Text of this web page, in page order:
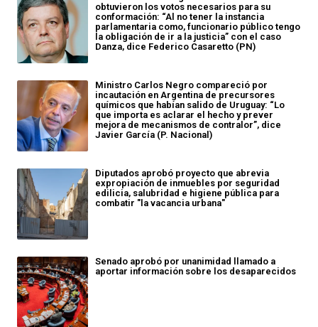
obtuvieron los votos necesarios para su
conformación: “Al no tener la instancia
parlamentaria como, funcionario público tengo
la obligación de ir a la justicia” con el caso
Danza, dice Federico Casaretto (PN)
Ministro Carlos Negro compareció por
incautación en Argentina de precursores
químicos que habían salido de Uruguay: “Lo
que importa es aclarar el hecho y prever
mejora de mecanismos de contralor”, dice
Javier García (P. Nacional)
Diputados aprobó proyecto que abrevia
expropiación de inmuebles por seguridad
edilicia, salubridad e higiene pública para
combatir "la vacancia urbana"
Senado aprobó por unanimidad llamado a
aportar información sobre los desaparecidos